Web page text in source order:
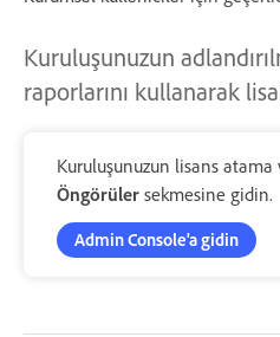
Kuruluşunuzun
raporlarını kullanarak
Kuruluşunuzun lisans
Öngörüler sekmesine gidin.
Admin Console'a gidin